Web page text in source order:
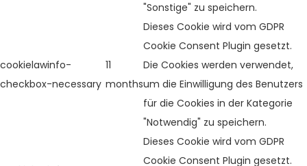
"Sonstige" zu speichern.
cookielawinfo-
checkbox-necessary
11
months
Dieses Cookie wird vom GDPR
Cookie Consent Plugin gesetzt.
Die Cookies werden verwendet,
um die Einwilligung des Benutzers
für die Cookies in der Kategorie
"Notwendig" zu speichern.
Dieses Cookie wird vom GDPR
Cookie Consent Plugin gesetzt.